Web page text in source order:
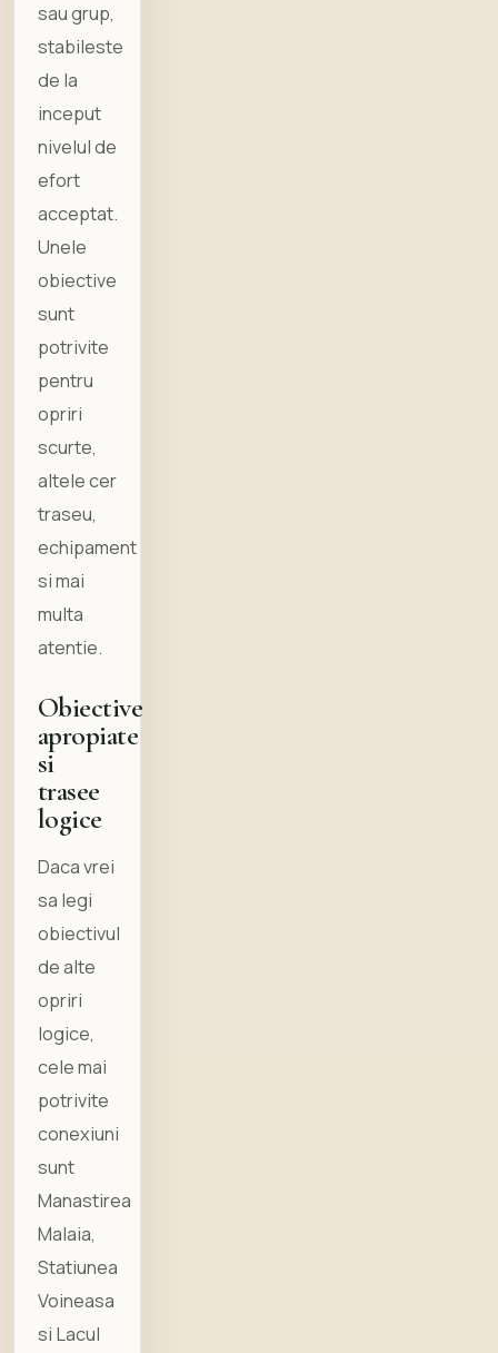
sau grup,
stabileste
de la
inceput
nivelul de
efort
acceptat.
Unele
obiective
sunt
potrivite
pentru
opriri
scurte,
altele cer
traseu,
echipament
si mai
multa
atentie.
Obiective
apropiate
si
trasee
logice
Daca vrei
sa legi
obiectivul
de alte
opriri
logice,
cele mai
potrivite
conexiuni
sunt
Manastirea
Malaia,
Statiunea
Voineasa
si Lacul